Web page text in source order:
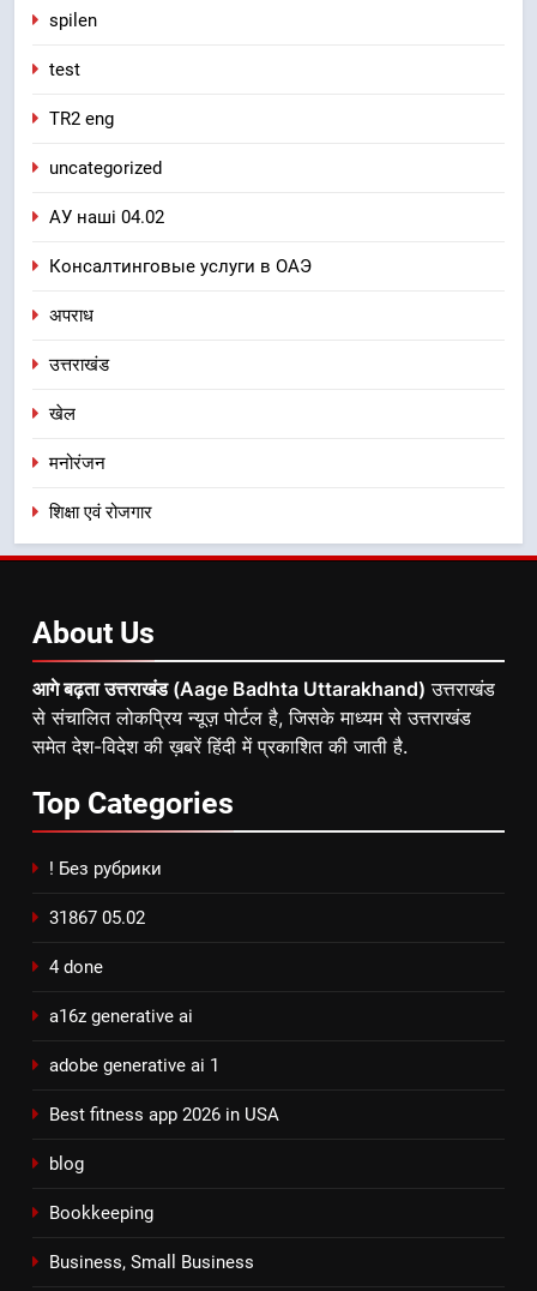
spilen
test
TR2 eng
uncategorized
АУ наші 04.02
Консалтинговые услуги в ОАЭ
अपराध
उत्तराखंड
खेल
मनोरंजन
शिक्षा एवं रोजगार
About Us
आगे बढ़ता उत्तराखंड (Aage Badhta Uttarakhand) उत्तराखंड
से संचालित लोकप्रिय न्यूज़ पोर्टल है, जिसके माध्यम से उत्तराखंड
समेत देश-विदेश की ख़बरें हिंदी में प्रकाशित की जाती है.
Top Categories
! Без рубрики
31867 05.02
4 done
a16z generative ai
adobe generative ai 1
Best fitness app 2026 in USA
blog
Bookkeeping
Business, Small Business